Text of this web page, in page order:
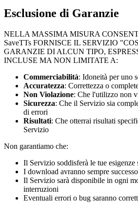
Esclusione di Garanzie
NELLA MASSIMA MISURA
SaveTTs FORNISCE IL SERVIZIO
GARANZIE DI ALCUN TIPO,
INCLUSE MA NON LIMITATE A:
Commerciabilità: Idoneità per uno
Accuratezza: Correttezza o
Non Violazione: Che l'utilizzo non
Sicurezza: Che il Servizio sia
di errori
Risultati: Che otterrai risultati
Servizio
Non garantiamo che:
Il Servizio soddisferà le tue esigenze
I download avranno sempre
Il Servizio sarà disponibile in ogni
interruzioni
Eventuali errori o bug saranno